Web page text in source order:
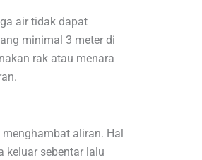
air tidak dapat
minimal 3 meter di
rak atau menara
aliran. Hal
keluar sebentar lalu